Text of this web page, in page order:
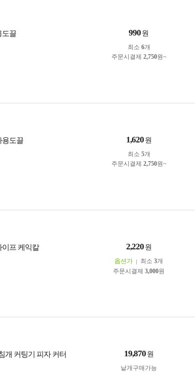
도끌 990 원
최소 6개
주문시결제 2,750원~
용도끌 1,620 원
최소 5개
주문시결제 2,750원~
이프 케익칼 2,220 원
옵션가 최소 3개
주문시결제 3,000원
개 커팅기 피자 커터 19,870 원
낱개구매가능